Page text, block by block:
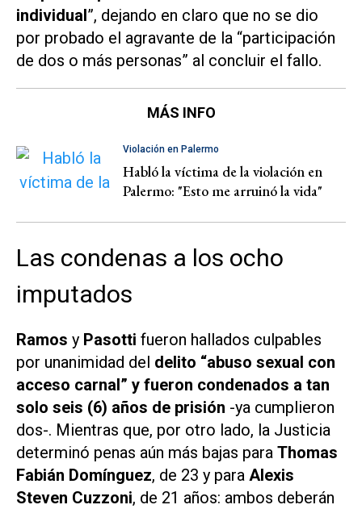
individual”, dejando en claro que no se dio
por probado el agravante de la “participación
de dos o más personas” al concluir el fallo.
MÁS INFO
Violación en Palermo
Habló la víctima de la violación en
Palermo: "Esto me arruinó la vida"
Las condenas a los ocho
imputados
Ramos y Pasotti fueron hallados culpables
por unanimidad del delito “abuso sexual con
acceso carnal” y fueron condenados a tan
solo seis (6) años de prisión -ya cumplieron
dos-. Mientras que, por otro lado, la Justicia
determinó penas aún más bajas para Thomas
Fabián Domínguez, de 23 y para Alexis
Steven Cuzzoni, de 21 años: ambos deberán